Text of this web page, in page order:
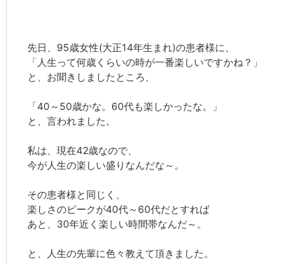
先日、95歳女性(大正14年生まれ)の患者様に、
「人生って何歳くらいの時が一番楽しいですかね？」
と、お聞きしましたところ、
「40～50歳かな。60代も楽しかったな。」
と、言われました。
私は、現在42歳なので、
今が人生の楽しい盛りなんだな～。
その患者様と同じく、
楽しさのピークが40代～60代だとすれば
あと、30年近く楽しい時間帯なんだ～。
と、人生の先輩に色々教えて頂きました。